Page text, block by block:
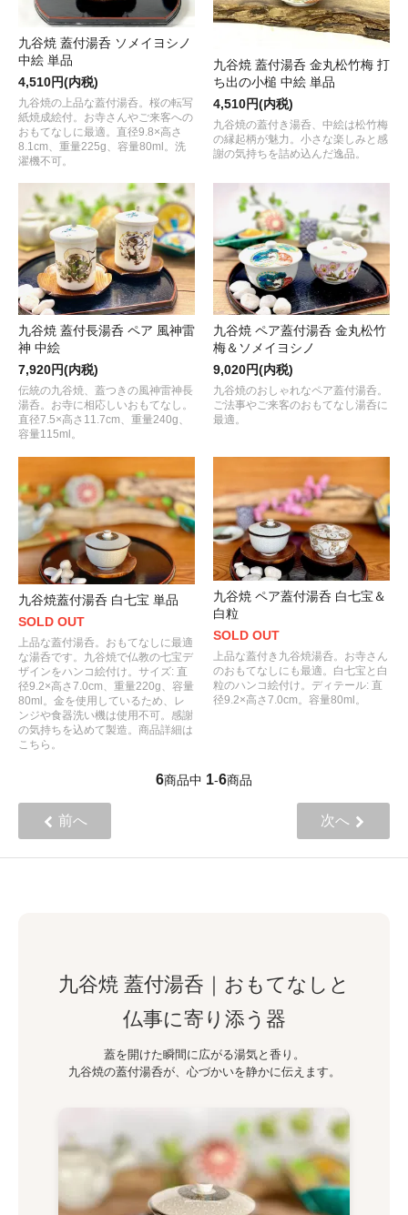
九谷焼 蓋付湯呑 ソメイヨシノ
中絵 単品
4,510円(内税)
九谷焼の上品な蓋付湯呑。桜の転写
紙焼成絵付。お寺さんやご来客への
おもてなしに最適。直径9.8×高さ
8.1cm、重量225g、容量80ml。洗
濯機不可。
九谷焼 蓋付湯呑 金丸松竹梅 打
ち出の小槌 中絵 単品
4,510円(内税)
九谷焼の蓋付き湯呑、中絵は松竹梅
の縁起柄が魅力。小さな楽しみと感
謝の気持ちを詰め込んだ逸品。
九谷焼 蓋付長湯呑 ペア 風神雷
神 中絵
7,920円(内税)
伝統の九谷焼、蓋つきの風神雷神長
湯呑。お寺に相応しいおもてなし。
直径7.5×高さ11.7cm、重量240g、
容量115ml。
九谷焼 ペア蓋付湯呑 金丸松竹
梅＆ソメイヨシノ
9,020円(内税)
九谷焼のおしゃれなペア蓋付湯呑。
ご法事やご来客のおもてなし湯呑に
最適。
九谷焼蓋付湯呑 白七宝 単品
SOLD OUT
上品な蓋付湯呑。おもてなしに最適
な湯呑です。九谷焼で仏教の七宝デ
ザインをハンコ絵付け。サイズ: 直
径9.2×高さ7.0cm、重量220g、容量
80ml。金を使用しているため、レ
ンジや食器洗い機は使用不可。感謝
の気持ちを込めて製造。商品詳細は
こちら。
九谷焼 ペア蓋付湯呑 白七宝＆
白粒
SOLD OUT
上品な蓋付き九谷焼湯呑。お寺さん
のおもてなしにも最適。白七宝と白
粒のハンコ絵付け。ディテール: 直
径9.2×高さ7.0cm。容量80ml。
6商品中 1-6商品
前へ 次へ
九谷焼 蓋付湯呑｜おもてなしと
仏事に寄り添う器
蓋を開けた瞬間に広がる湯気と香り。
九谷焼の蓋付湯呑が、心づかいを静かに伝えます。